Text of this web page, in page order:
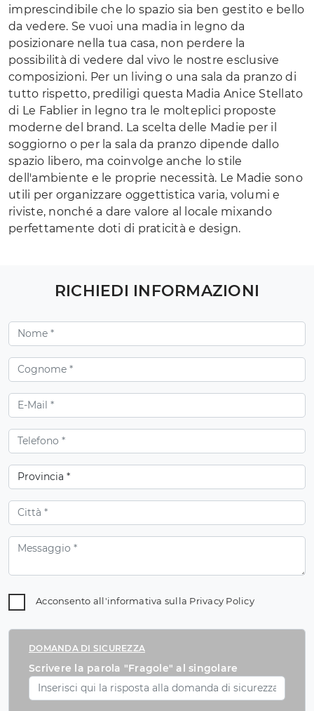
imprescindibile che lo spazio sia ben gestito e bello
da vedere. Se vuoi una madia in legno da
posizionare nella tua casa, non perdere la
possibilità di vedere dal vivo le nostre esclusive
composizioni. Per un living o una sala da pranzo di
tutto rispetto, prediligi questa Madia Anice Stellato
di Le Fablier in legno tra le molteplici proposte
moderne del brand. La scelta delle Madie per il
soggiorno o per la sala da pranzo dipende dallo
spazio libero, ma coinvolge anche lo stile
dell'ambiente e le proprie necessità. Le Madie sono
utili per organizzare oggettistica varia, volumi e
riviste, nonché a dare valore al locale mixando
perfettamente doti di praticità e design.
RICHIEDI INFORMAZIONI
Acconsento all'informativa sulla Privacy Policy
DOMANDA DI SICUREZZA
Scrivere la parola "Fragole" al singolare